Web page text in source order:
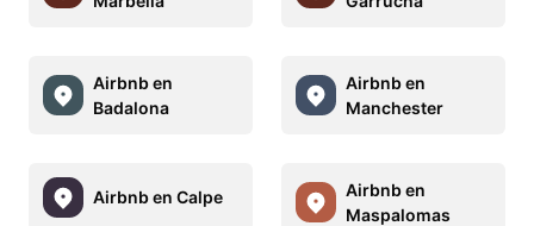
Airbnb en
Badalona
Airbnb en
Manchester
Airbnb en Calpe
Airbnb en
Maspalomas